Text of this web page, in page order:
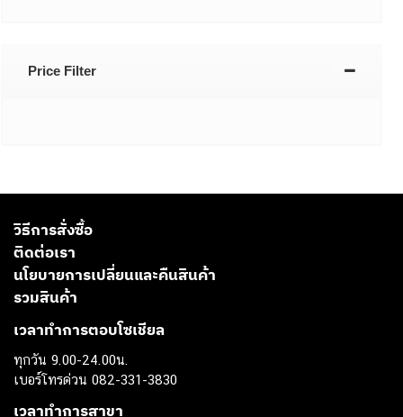
Price Filter
วิธีการสั่งซื้อ
ติดต่อเรา
นโยบายการเปลี่ยนและคืนสินค้า
รวมสินค้า
เวลาทำการตอบโซเชียล
ทุกวัน 9.00-24.00น.
เบอร์โทรด่วน 082-331-3830
เวลาทำการสาขา